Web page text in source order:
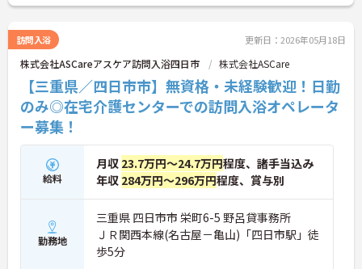
訪問入浴 更新日：2026年05月18日
株式会社ASCareアスケア訪問入浴四日市 株式会社ASCare
【三重県／四日市市】無資格・未経験歓迎！日勤
のみ◎在宅介護センターでの訪問入浴オペレータ
ー募集！
給料
月収 23.7万円～24.7万円程度、諸手当込み
年収 284万円～296万円程度、賞与別
勤務地
三重県 四日市市 栄町6-5 野呂貸事務所
ＪＲ関西本線(名古屋－亀山)「四日市駅」徒
歩5分